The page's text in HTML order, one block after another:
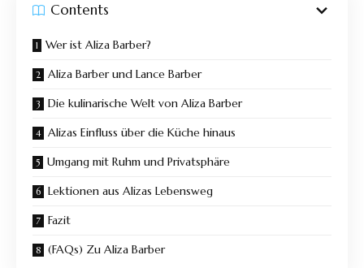
Contents
Wer ist Aliza Barber?
Aliza Barber und Lance Barber
Die kulinarische Welt von Aliza Barber
Alizas Einfluss über die Küche hinaus
Umgang mit Ruhm und Privatsphäre
Lektionen aus Alizas Lebensweg
Fazit
(FAQs) Zu Aliza Barber